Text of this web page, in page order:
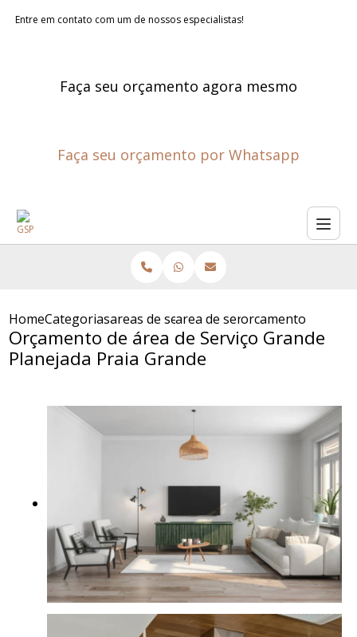
Entre em contato com um de nossos especialistas!
Faça seu orçamento agora mesmo
Faça seu orçamento por Whatsapp
HomeCategoriasareas de servico planejadas
area de servico planejada
orcamento de
Orçamento de área de Serviço Grande
Planejada Praia Grande